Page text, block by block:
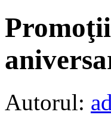
Autorul: